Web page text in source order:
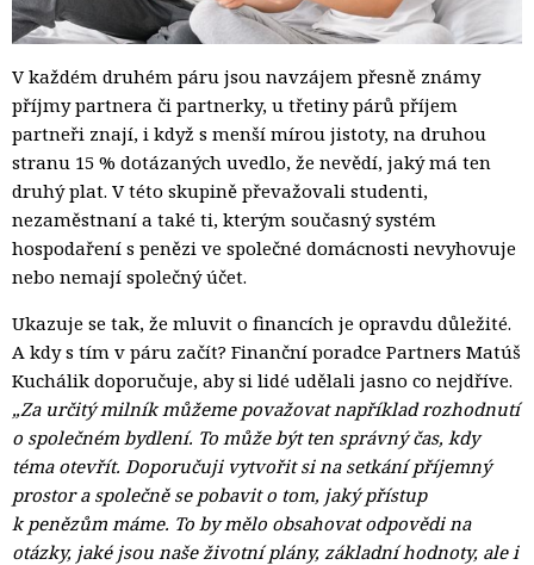
V každém druhém páru jsou navzájem přesně známy
příjmy partnera či partnerky, u třetiny párů příjem
partneři znají, i když s menší mírou jistoty, na druhou
stranu 15 % dotázaných uvedlo, že nevědí, jaký má ten
druhý plat. V této skupině převažovali studenti,
nezaměstnaní a také ti, kterým současný systém
hospodaření s penězi ve společné domácnosti nevyhovuje
nebo nemají společný účet.
Ukazuje se tak, že mluvit o financích je opravdu důležité.
A kdy s tím v páru začít? Finanční poradce Partners Matúš
Kuchálik doporučuje, aby si lidé udělali jasno co nejdříve.
„Za určitý milník můžeme považovat například rozhodnutí
o společném bydlení. To může být ten správný čas, kdy
téma otevřít. Doporučuji vytvořit si na setkání příjemný
prostor a společně se pobavit o tom, jaký přístup
k penězům máme. To by mělo obsahovat odpovědi na
otázky, jaké jsou naše životní plány, základní hodnoty, ale i